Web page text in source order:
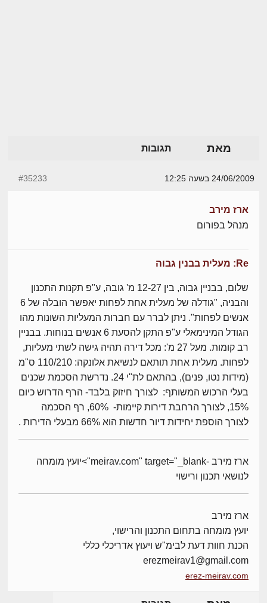
מאת תגובות
24/06/2009 בשעה 12:25 #35233
ארז מירב
מנהל בפורום
Re: מעלית בבנין גבוה
שלום, בבניין גבוה, בין 12-27 מ' גובה, ע"פ תקנות התכנון
והבניה, "גודלה של מעלית אחת לפחות יאפשר הובלה של 6
אנשים לפחות". ניתן לברר עם חברות המעליות השונות מהו
הגודל המינימאלי ע"פ התקן להסעת 6 אנשים בנוחות. בבניין
רב קומות. מעל 27 מ': מכל דירה תהיה גישה לשתי מעליות,
לפחות. מעלית אחת תותאם לנשיאת אלונקה: 110/210 ס"מ
(מידות נטו, פנים), בהתאם לת"י 24. נדרשת הסכמת שכנים
בעלי הרכוש המשותף: לצורך חיזוק בלבד- הרף הדרוש כיום
15%, לצורך הרחבת דירות קיימות- 60%, רף הסכמה
לצורך הוספת יחידות דיור חדשות הוא 66% מבעלי הדירות .
ארז מירב -meirav.com" target="_blank">יועץ מומחה
לנושאי תכנון ורישוי
ארז מירב
יועץ מומחה בתחום התכנון והרישוי,
הכנת חוות דעת לבימ"ש ויעוץ אדריכלי כללי
erezmeirav1@gmail.com
erez-meirav.com